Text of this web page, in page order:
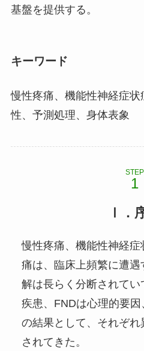
基盤を提供する。
キーワード
慢性疼痛、機能性神経症
性、予測処理、身体表象
STEP
Ⅰ．
慢性疼痛、機能性神経
痛は、臨床上頻繁に遭
解は長らく分断されて
疾患、FNDは心理的要
の結果として、それぞれ
されてきた。